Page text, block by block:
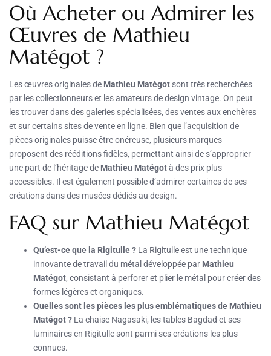
Où Acheter ou Admirer les
Œuvres de Mathieu
Matégot ?
Les œuvres originales de Mathieu Matégot sont très recherchées
par les collectionneurs et les amateurs de design vintage. On peut
les trouver dans des galeries spécialisées, des ventes aux enchères
et sur certains sites de vente en ligne. Bien que l’acquisition de
pièces originales puisse être onéreuse, plusieurs marques
proposent des rééditions fidèles, permettant ainsi de s’approprier
une part de l’héritage de Mathieu Matégotà des prix plus
accessibles. Il est également possible d’admirer certaines de ses
créations dans des musées dédiés au design.
FAQ sur Mathieu Matégot
Qu’est-ce que la Rigitulle ? La Rigitulle est une technique
innovante de travail du métal développée par Mathieu
Matégot, consistant à perforer et plier le métal pour créer des
formes légères et organiques.
Quelles sont les pièces les plus emblématiques de Mathieu
Matégot ? La chaise Nagasaki, les tables Bagdad et ses
luminaires en Rigitulle sont parmi ses créations les plus
connues.